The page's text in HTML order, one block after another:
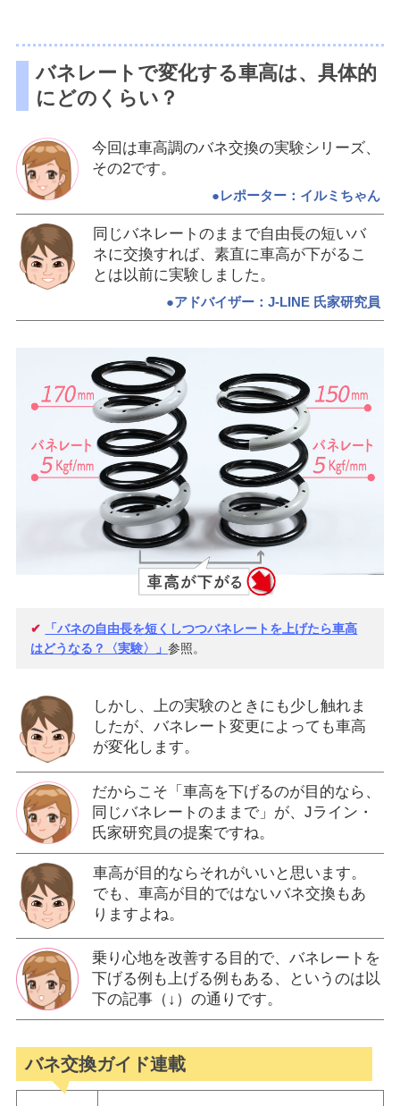
バネレートで変化する車高は、具体的
にどのくらい？
今回は車高調のバネ交換の実験シリーズ、
その2です。
●レポーター：イルミちゃん
同じバネレートのままで自由長の短いバ
ネに交換すれば、素直に車高が下がるこ
とは以前に実験しました。
●アドバイザー：J-LINE 氏家研究員
✔
「バネの自由長を短くしつつバネレートを上げたら車高
はどうなる？〈実験〉」参照。
しかし、上の実験のときにも少し触れま
したが、バネレート変更によっても車高
が変化します。
だからこそ「車高を下げるのが目的なら、
同じバネレートのままで」が、Jライン・
氏家研究員の提案ですね。
車高が目的ならそれがいいと思います。
でも、車高が目的ではないバネ交換もあ
りますよね。
乗り心地を改善する目的で、バネレートを
下げる例も上げる例もある、というのは以
下の記事（↓）の通りです。
バネ交換ガイド連載